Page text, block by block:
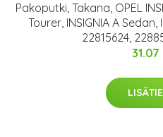
Pakoputki, Takana, OPEL
Tourer, INSIGNIA A
22815624,
31.07